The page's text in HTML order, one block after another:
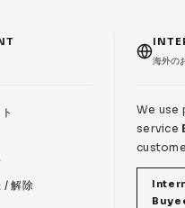
/ 解除
海外の
We use
service